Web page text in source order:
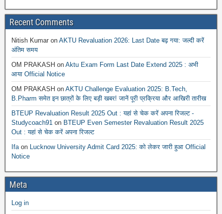
Recent Comments
Nitish Kumar on AKTU Revaluation 2026: Last Date बढ़ गया: जल्दी करें
अंतिम समय
OM PRAKASH on Aktu Exam Form Last Date Extend 2025 : अभी
आया Official Notice
OM PRAKASH on AKTU Challenge Evaluation 2025: B.Tech,
B.Pharm समेत इन छात्रों के लिए बड़ी खबर! जानें पूरी प्रक्रिया और आखिरी तारीख
BTEUP Revaluation Result 2025 Out : यहां से चेक करें अपना रिजल्ट -
Studycoach91 on BTEUP Even Semester Revaluation Result 2025
Out : यहां से चेक करें अपना रिजल्ट
Ifaon Lucknow University Admit Card 2025: को लेकर जारी हुआ Official
Notice
Meta
Log in